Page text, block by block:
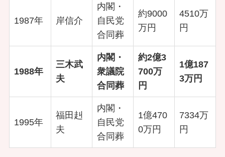
1987年 岸信介
内閣・
自民党
合同葬
約9000
万円
4510万
円
1988年
三木武
夫
内閣・
衆議院
合同葬
約2億3
700万
円
1億187
3万円
1995年
福田赳
夫
内閣・
自民党
合同葬
1億470
0万円
7334万
円